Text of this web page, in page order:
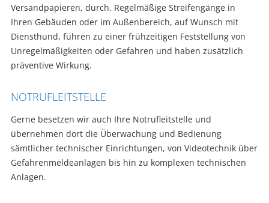
Versandpapieren, durch. Regelmäßige Streifengänge in
Ihren Gebäuden oder im Außenbereich, auf Wunsch mit
Diensthund, führen zu einer frühzeitigen Feststellung von
Unregelmäßigkeiten oder Gefahren und haben zusätzlich
präventive Wirkung.
NOTRUFLEITSTELLE
Gerne besetzen wir auch Ihre Notrufleitstelle und
übernehmen dort die Überwachung und Bedienung
sämtlicher technischer Einrichtungen, von Videotechnik über
Gefahrenmeldeanlagen bis hin zu komplexen technischen
Anlagen.